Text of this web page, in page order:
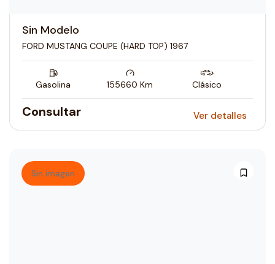
Sin Modelo
FORD MUSTANG COUPE (HARD TOP) 1967
Gasolina 155660 Km Clásico
Consultar Ver detalles
Sin imagen